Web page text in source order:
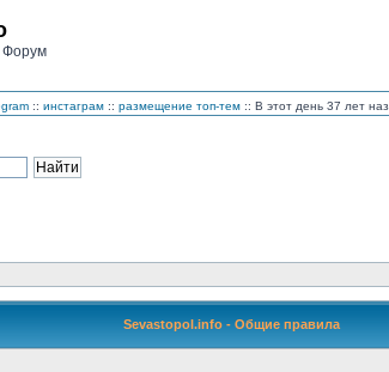
Форум
:: инстаграм :: размещение топ-тем :: В этот день 37 лет
Sevastopol.info - Общие правила